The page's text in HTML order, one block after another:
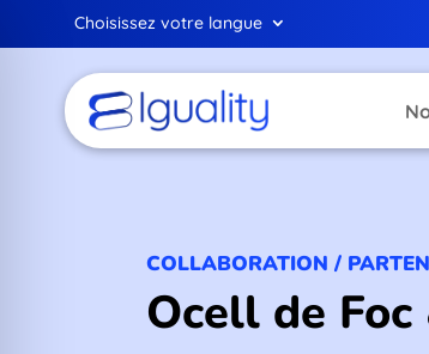
Choisissez votre langue
COLLABORATION /
Ocell de